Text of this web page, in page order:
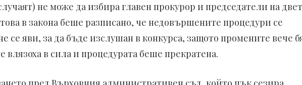
не може да избира главен прокурор и председатели на
в закона беше разписано, че недовършените процедури се
се яви, за да бъде изслушан в конкурса, защото промените вече
в сила и процедурата беше прекратена.